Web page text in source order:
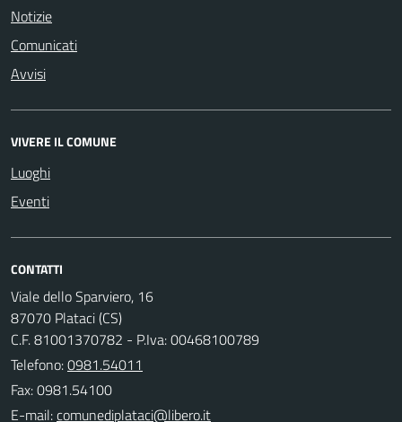
Notizie
Comunicati
Avvisi
VIVERE IL COMUNE
Luoghi
Eventi
CONTATTI
Viale dello Sparviero, 16
87070 Plataci (CS)
C.F. 81001370782 - P.Iva: 00468100789
Telefono:0981.54011
Fax: 0981.54100
E-mail: